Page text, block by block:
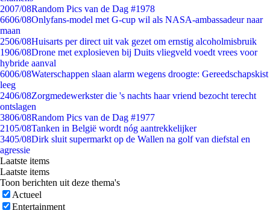
2007/08Random Pics van de Dag #1978
6606/08Onlyfans-model met G-cup wil als NASA-ambassadeur naar
maan
2506/08Huisarts per direct uit vak gezet om ernstig alcoholmisbruik
1906/08Drone met explosieven bij Duits vliegveld voedt vrees voor
hybride aanval
6006/08Waterschappen slaan alarm wegens droogte: Gereedschapskist
leeg
2406/08Zorgmedewerkster die 's nachts haar vriend bezocht terecht
ontslagen
3806/08Random Pics van de Dag #1977
2105/08Tanken in België wordt nóg aantrekkelijker
3405/08Dirk sluit supermarkt op de Wallen na golf van diefstal en
agressie
Laatste items
Laatste items
Toon berichten uit deze thema's
Actueel
Entertainment